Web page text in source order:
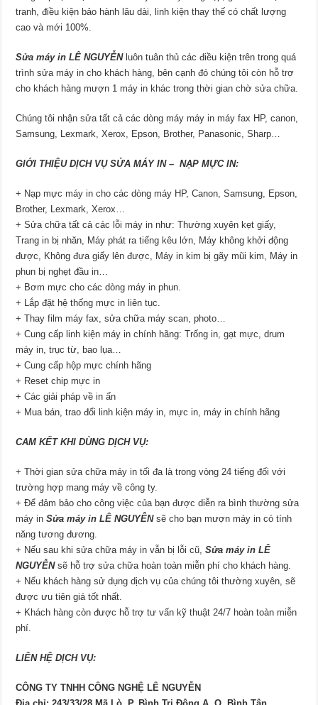
tranh, điều kiện bảo hành lâu dài, linh kiện thay thế có chất lượng
cao và mới 100%.
Sửa máy in LÊ NGUYỄNluôn tuân thủ các điều kiện trên trong quá
trình sửa máy in cho khách hàng, bên cạnh đó chúng tôi còn hỗ trợ
cho khách hàng mượn 1 máy in khác trong thời gian chờ sửa chữa.
Chúng tôi nhận sửa tất cả các dòng máy máy in máy fax HP, canon,
Samsung, Lexmark, Xerox, Epson, Brother, Panasonic, Sharp…
GIỚI THIỆU DỊCH VỤ SỬA MÁY IN – NẠP MỰC IN:
+ Nạp mực máy in cho các dòng máy HP, Canon, Samsung, Epson,
Brother, Lexmark, Xerox…
+ Sửa chữa tất cả các lỗi máy in như: Thường xuyên kẹt giấy,
Trang in bị nhăn, Máy phát ra tiếng kêu lớn, Máy không khởi động
được, Không đưa giấy lên được, Máy in kim bị gãy mũi kim, Máy in
phun bị nghẹt đầu in…
+ Bơm mực cho các dòng máy in phun.
+ Lắp đặt hệ thống mực in liên tục.
+ Thay film máy fax, sửa chữa máy scan, photo…
+ Cung cấp linh kiện máy in chính hãng: Trống in, gạt mực, drum
máy in, trục từ, bao lụa…
+ Cung cấp hộp mực chính hãng
+ Reset chip mực in
+ Các giải pháp về in ấn
+ Mua bán, trao đổi linh kiện máy in, mực in, máy in chính hãng
CAM KẾT KHI DÙNG DỊCH VỤ:
+ Thời gian sửa chữa máy in tối đa là trong vòng 24 tiếng đối với
trường hợp mang máy về công ty.
+ Để đảm bảo cho công việc của bạn được diễn ra bình thường sửa
máy inSửa máy in LÊ NGUYỄNsẽ cho bạn mượn máy in có tính
năng tương đương.
+ Nếu sau khi sửa chữa máy in vẫn bị lỗi cũ,Sửa máy in LÊ
NGUYỄNsẽ hỗ trợ sửa chữa hoàn toàn miễn phí cho khách hàng.
+ Nếu khách hàng sử dụng dịch vụ của chúng tôi thường xuyên, sẽ
được ưu tiên giá tốt nhất.
+ Khách hàng còn được hỗ trợ tư vấn kỹ thuật 24/7 hoàn toàn miễn
phí.
LIÊN HỆ DỊCH VỤ:
CÔNG TY TNHH CÔNG NGHỆ LÊ NGUYỄN